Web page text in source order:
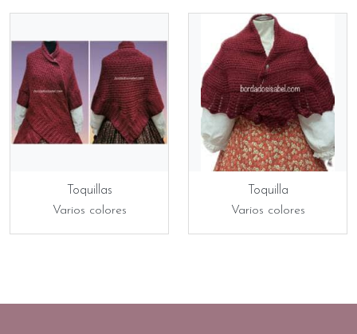
Toquillas
Varios colores
Toquilla
Varios colores